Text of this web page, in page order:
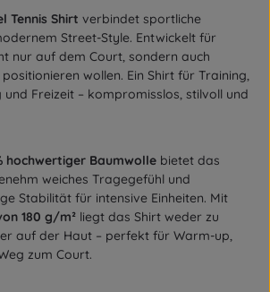
Tennis Shirt verbindet sportliche
Street-Style. Entwickelt für
nur auf dem Court, sondern auch
wollen. Ein Shirt für Training,
Freizeit – kompromisslos, stilvoll und
hochwertiger Baumwolle bietet das
weiches Tragegefühl und
Stabilität für intensive Einheiten. Mit
180 g/m² liegt das Shirt weder zu
auf der Haut – perfekt für Warm-up,
zum Court.